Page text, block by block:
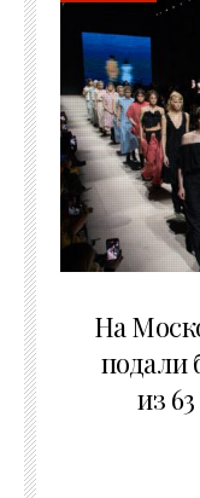
На
подали
из